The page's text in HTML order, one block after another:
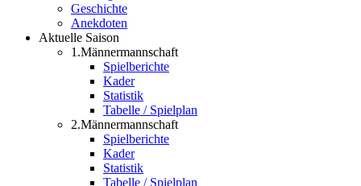
Geschichte
Anekdoten
Aktuelle Saison
1.Männermannschaft
Spielberichte
Kader
Statistik
Tabelle / Spielplan
2.Männermannschaft
Spielberichte
Kader
Statistik
Tabelle / Spielplan